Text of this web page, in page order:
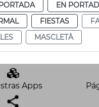
EN
FIESTAS
MASCLETÀ
Apps